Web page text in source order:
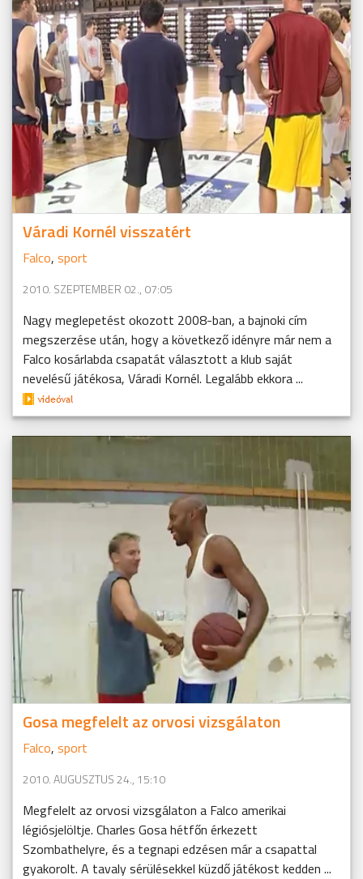
Váradi Kornél visszatért
Falco, sport
2010. SZEPTEMBER 02., 07:05
Nagy meglepetést okozott 2008-ban, a bajnoki cím
megszerzése után, hogy a következő idényre már nem a
Falco kosárlabda csapatát választott a klub saját
nevelésű játékosa, Váradi Kornél. Legalább ekkora ...
Gosa megfelelt az orvosi vizsgálaton
Falco, sport
2010. AUGUSZTUS 24., 15:10
Megfelelt az orvosi vizsgálaton a Falco amerikai
légiósjelöltje. Charles Gosa hétfőn érkezett
Szombathelyre, és a tegnapi edzésen már a csapattal
gyakorolt. A tavaly sérülésekkel küzdő játékost kedden ...